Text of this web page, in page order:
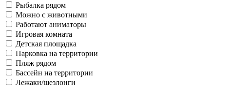
Рыбалка рядом
Можно с животными
Работают аниматоры
Игровая комната
Детская площадка
Парковка на территории
Пляж рядом
Бассейн на территории
Лежаки/шезлонги